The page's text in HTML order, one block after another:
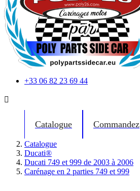
+33 06 82 23 69 44

Catalogue Commandez
Catalogue
Ducati®
Ducati 749 et 999 de 2003 à 2006
Carénage en 2 parties 749 et 999